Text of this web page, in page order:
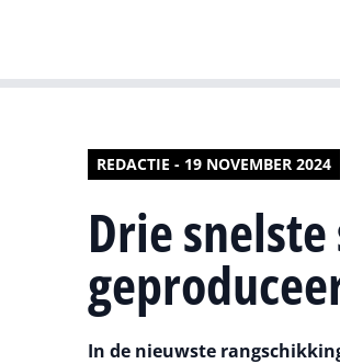
REDACTIE - 19 NOVEMBER 2024
Drie
In de nieuwste